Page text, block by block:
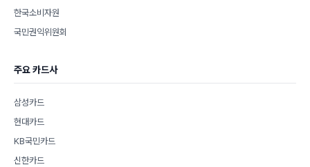
한국소비자원
국민권익위원회
주요 카드사
삼성카드
현대카드
KB국민카드
신한카드